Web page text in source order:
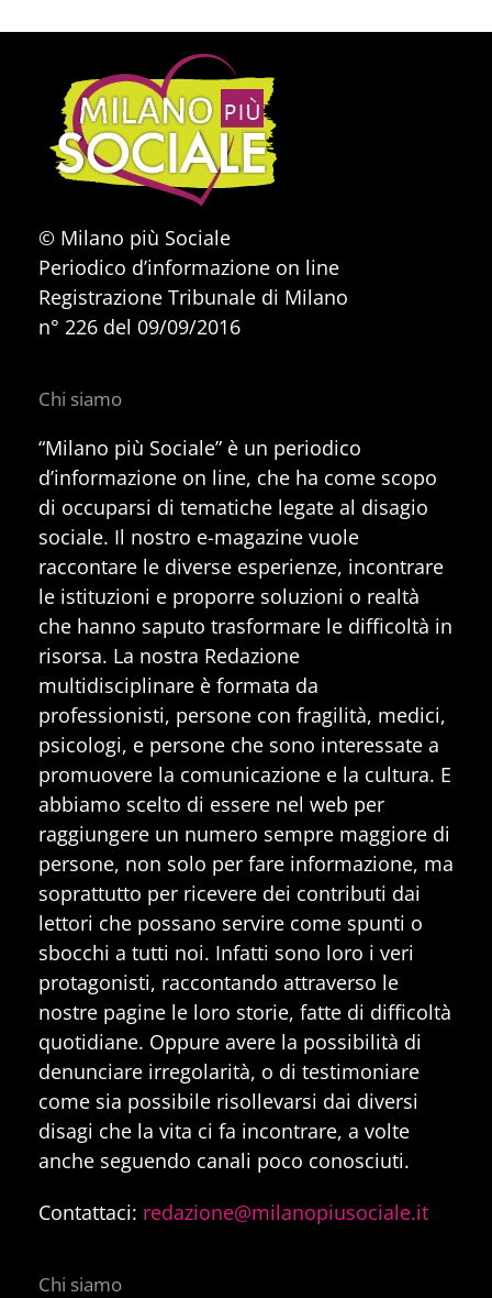
© Milano più Sociale
Periodico d’informazione on line
Registrazione Tribunale di Milano
n° 226 del 09/09/2016
Chi siamo
“Milano più Sociale” è un periodico
d’informazione on line, che ha come scopo
di occuparsi di tematiche legate al disagio
sociale. Il nostro e-magazine vuole
raccontare le diverse esperienze, incontrare
le istituzioni e proporre soluzioni o realtà
che hanno saputo trasformare le difficoltà in
risorsa. La nostra Redazione
multidisciplinare è formata da
professionisti, persone con fragilità, medici,
psicologi, e persone che sono interessate a
promuovere la comunicazione e la cultura. E
abbiamo scelto di essere nel web per
raggiungere un numero sempre maggiore di
persone, non solo per fare informazione, ma
soprattutto per ricevere dei contributi dai
lettori che possano servire come spunti o
sbocchi a tutti noi. Infatti sono loro i veri
protagonisti, raccontando attraverso le
nostre pagine le loro storie, fatte di difficoltà
quotidiane. Oppure avere la possibilità di
denunciare irregolarità, o di testimoniare
come sia possibile risollevarsi dai diversi
disagi che la vita ci fa incontrare, a volte
anche seguendo canali poco conosciuti.
Contattaci: redazione@milanopiusociale.it
Chi siamo